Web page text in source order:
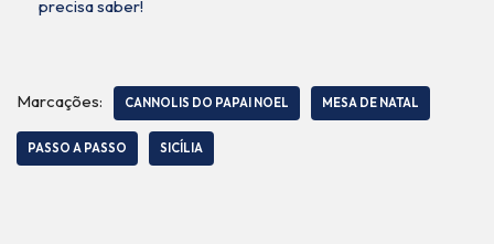
precisa saber!
Marcações: CANNOLIS DO PAPAI NOEL MESA DE NATAL
PASSO A PASSO SICÍLIA